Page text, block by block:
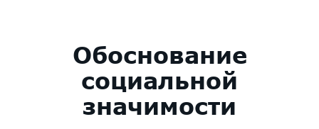
Обоснование
социальной
значимости